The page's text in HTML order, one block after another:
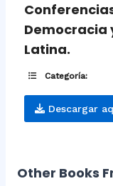
Democracia
Latina.
Categoría:
Descargar
Other Books